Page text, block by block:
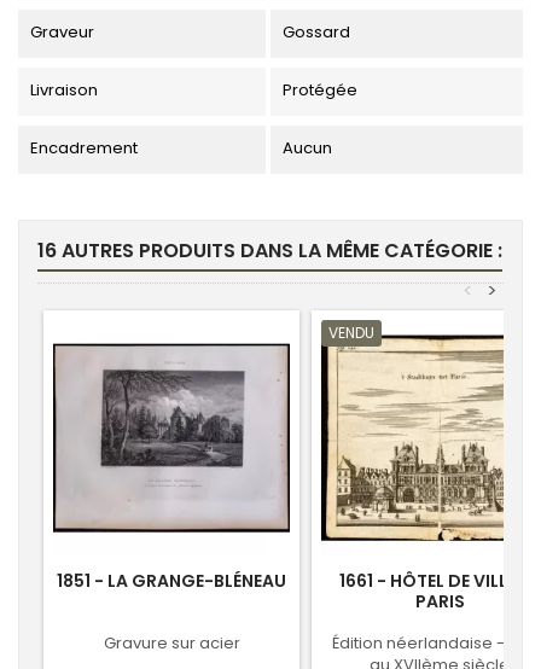
Graveur Gossard
Livraison Protégée
Encadrement Aucun
16 AUTRES PRODUITS DANS LA MÊME CATÉGORIE :
>
<
1851 - LA GRANGE-BLÉNEAU
Gravure sur acier
VENDU
1661 - HÔTEL DE VILLE DE
PARIS
Édition néerlandaise -